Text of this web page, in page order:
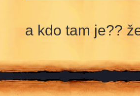
a kdo tam je??